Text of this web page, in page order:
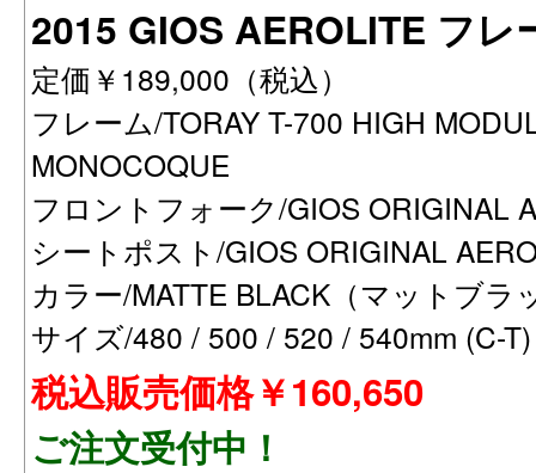
2015 GIOS AEROLITE フレ
定価￥189,000（税込）
フレーム/TORAY T-700 HIGH
MONOCOQUE
フロントフォーク/GIOS
シートポスト/GIOS ORIGINAL
カラー/MATTE BLACK（マットブラ
サイズ/480 / 500 / 520 / 540mm (C-T)
税込販売価格￥160,650
ご注文受付中！